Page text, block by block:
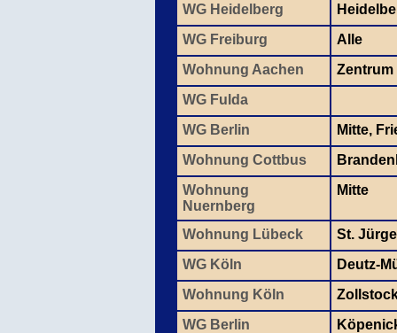
WG Heidelberg
WG Freiburg
Alle
Wohnung Aachen
Zentrum
WG Fulda
WG Berlin
Mitte,
Wohnung Cottbus
Wohnung
Nuernberg
Mitte
Wohnung Lübeck
St.
WG Köln
Deutz-
Wohnung Köln
WG Berlin